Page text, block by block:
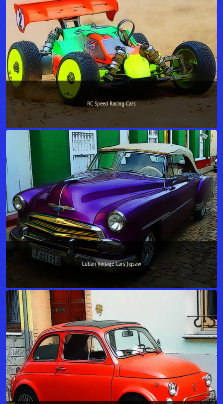
RC Speed Racing Cars
Cuban Vintage Cars Jigsaw